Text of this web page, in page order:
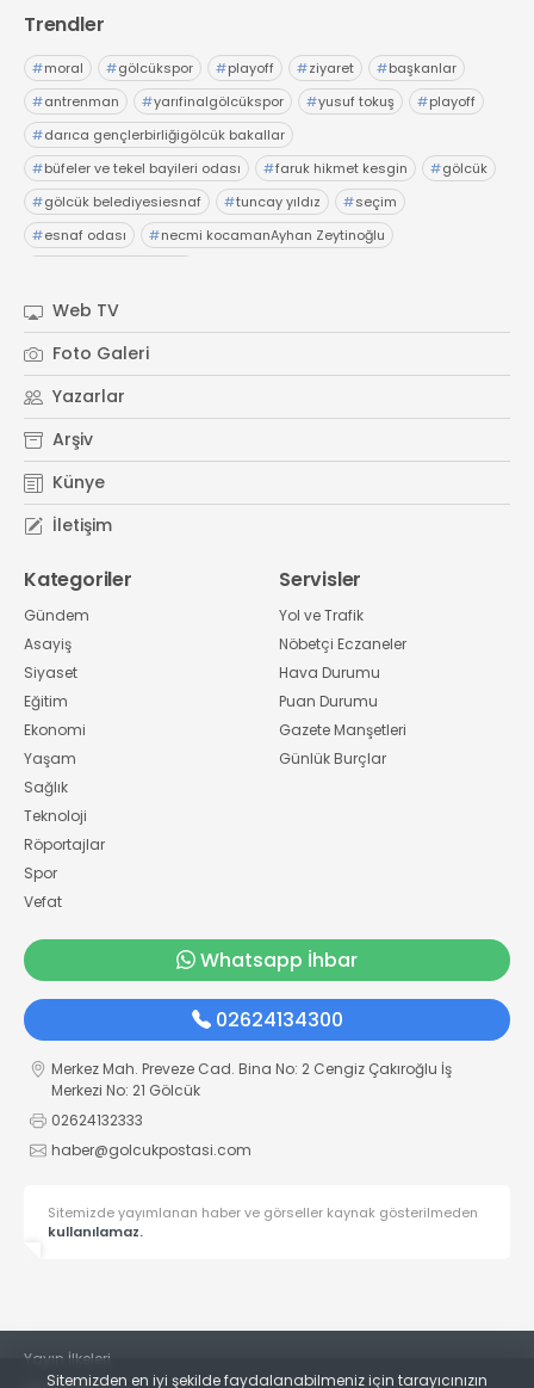
Trendler
#moral #gölcükspor #playoff #ziyaret #başkanlar
#antrenman #yarıfinalgölcükspor #yusuf tokuş #playoff
#darıca gençlerbirliğigölcük bakallar
#büfeler ve tekel bayileri odası #faruk hikmet kesgin #gölcük
#gölcük belediyesiesnaf #tuncay yıldız #seçim
#esnaf odası #necmi kocamanAyhan Zeytinoğlu
Web TV
Foto Galeri
Yazarlar
Arşiv
Künye
İletişim
Kategoriler
Gündem
Asayiş
Siyaset
Eğitim
Ekonomi
Yaşam
Sağlık
Teknoloji
Röportajlar
Spor
Vefat
Servisler
Yol ve Trafik
Nöbetçi Eczaneler
Hava Durumu
Puan Durumu
Gazete Manşetleri
Günlük Burçlar
Whatsapp İhbar
02624134300
Merkez Mah. Preveze Cad. Bina No: 2 Cengiz Çakıroğlu İş
Merkezi No: 21 Gölcük
02624132333
haber@golcukpostasi.com
Sitemizde yayımlanan haber ve görseller kaynak gösterilmeden
kullanılamaz.
Yayın İlkeleri
Sitemizden en iyi şekilde faydalanabilmeniz için tarayıcınızın